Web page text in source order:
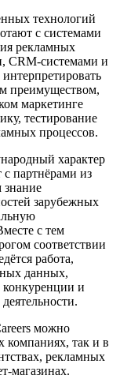
технологий
с системами
рекламных
CRM-системами и
преимуществом,
маркетинге
тестирование
процессов.
характер
партнёрами из
знание
зарубежных
с тем
соответствии
работа,
данных,
и
можно
компаниях, так и в
рекламных
магазинах.